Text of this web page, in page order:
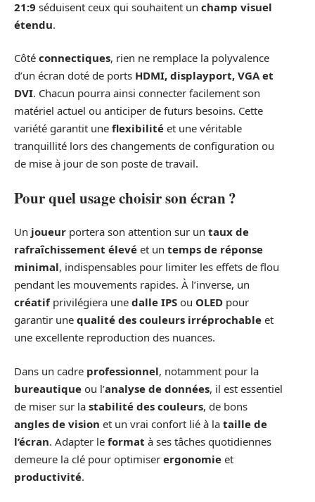
21:9 séduisent ceux qui souhaitent un champ visuel
étendu.
Côté connectiques, rien ne remplace la polyvalence
d’un écran doté de ports HDMI, displayport, VGA et
DVI. Chacun pourra ainsi connecter facilement son
matériel actuel ou anticiper de futurs besoins. Cette
variété garantit une flexibilité et une véritable
tranquillité lors des changements de configuration ou
de mise à jour de son poste de travail.
Pour quel usage choisir son écran ?
Un joueur portera son attention sur un taux de
rafraîchissement élevé et un temps de réponse
minimal, indispensables pour limiter les effets de flou
pendant les mouvements rapides. À l’inverse, un
créatifprivilégiera une dalle IPS ou OLED pour
garantir une qualité des couleurs irréprochable et
une excellente reproduction des nuances.
Dans un cadre professionnel, notamment pour la
bureautique ou l’analyse de données, il est essentiel
de miser sur la stabilité des couleurs, de bons
angles de vision et un vrai confort lié à la taille de
l’écran. Adapter le format à ses tâches quotidiennes
demeure la clé pour optimiser ergonomie et
productivité.